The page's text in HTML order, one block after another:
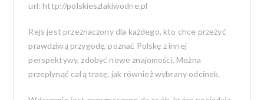
url: http://polskieszlakiwodne.pl
Rejs jest przeznaczony dla każdego, kto chce przeżyć
prawdziwą przygodę, poznać Polskę z innej
perspektywy, zdobyć nowe znajomości. Można
przeplynąć całą trasę, jak również wybrany odcinek.